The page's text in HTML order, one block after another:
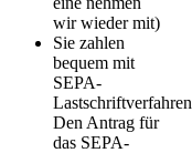
wir wieder mit)
Sie zahlen
bequem mit
SEPA-
Lastschriftverfahren
Den Antrag für
das SEPA-